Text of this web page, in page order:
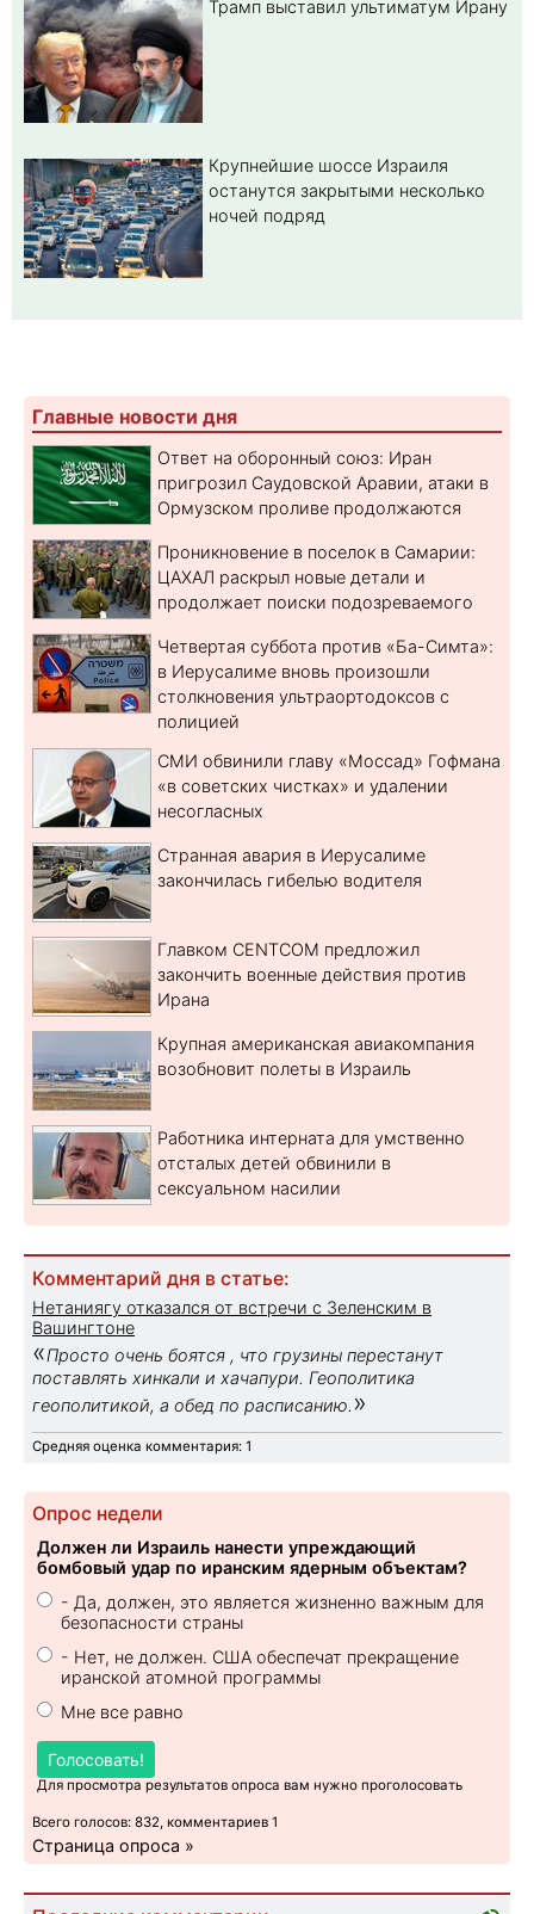
Трамп выставил ультиматум Ирану
Крупнейшие шоссе Израиля
останутся закрытыми несколько
ночей подряд
Главные новости дня
Ответ на оборонный союз: Иран
пригрозил Саудовской Аравии, атаки в
Ормузском проливе продолжаются
Проникновение в поселок в Самарии:
ЦАХАЛ раскрыл новые детали и
продолжает поиски подозреваемого
Четвертая суббота против «Ба-Симта»:
в Иерусалиме вновь произошли
столкновения ультраортодоксов с
полицией
СМИ обвинили главу «Моссад» Гофмана
«в советских чистках» и удалении
несогласных
Странная авария в Иерусалиме
закончилась гибелью водителя
Главком CENTCOM предложил
закончить военные действия против
Ирана
Крупная американская авиакомпания
возобновит полеты в Израиль
Работника интерната для умственно
отсталых детей обвинили в
сексуальном насилии
Комментарий дня в статье:
Нетаниягу отказался от встречи с Зеленским в
Вашингтоне
«Просто очень боятся , что грузины перестанут
поставлять хинкали и хачапури. Геополитика
геополитикой, а обед по расписанию. »
Средняя оценка комментария: 1
Опрос недели
Должен ли Израиль нанести упреждающий
бомбовый удар по иранским ядерным объектам?
- Да, должен, это является жизненно важным для
безопасности страны
- Нет, не должен. США обеспечат прекращение
иранской атомной программы
Мне все равно
Голосовать!
Для просмотра результатов опроса вам нужно проголосовать
Всего голосов: 832, комментариев 1
Страница опроса »